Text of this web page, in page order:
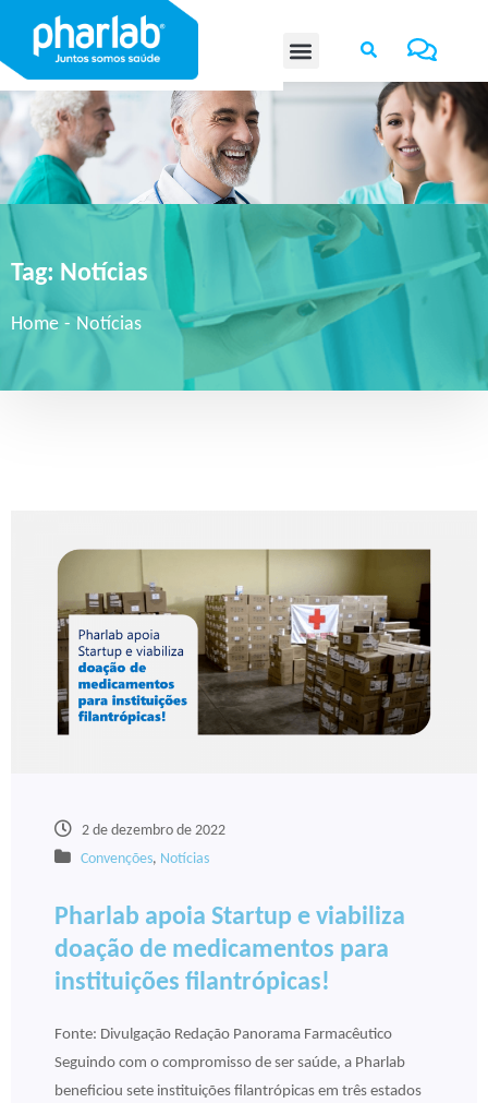
Tag: Notícias
Home - Notícias
2 de dezembro de 2022
Convenções, Notícias
Pharlab apoia Startup e viabiliza
doação de medicamentos para
instituições filantrópicas!
Fonte: Divulgação Redação Panorama Farmacêutico
Seguindo com o compromisso de ser saúde, a Pharlab
beneficiou sete instituições filantrópicas em três estados